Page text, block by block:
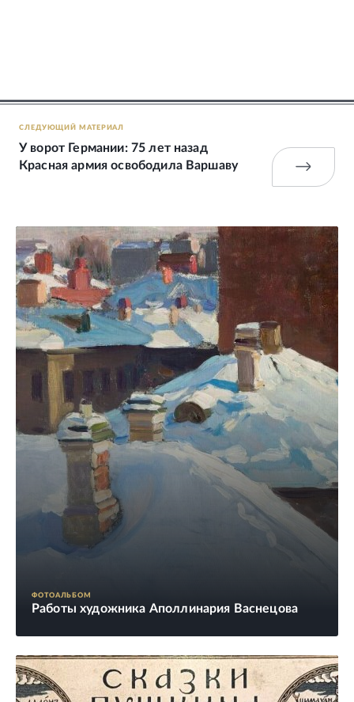
ФОТОАЛЬБОМ
Работы художника Аполлинария Васнецова
СЛЕДУЮЩИЙ МАТЕРИАЛ
У ворот Германии: 75 лет назад
Красная армия освободила Варшаву